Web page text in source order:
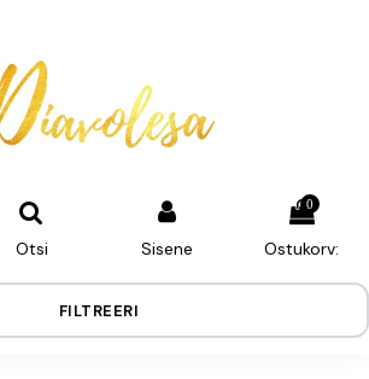
Otsi Sisene
0
Ostukorv:
FILTREERI